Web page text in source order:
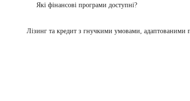
Які фінансові програми доступні?
Лізинг та кредит з гнучкими умовами, адаптованими